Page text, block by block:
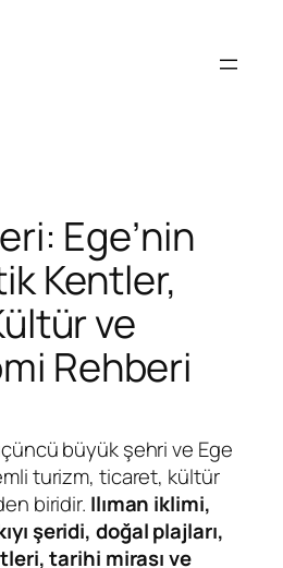
Ege’nin
Kentler,
ve
Rehberi
büyük şehri ve Ege
turizm, ticaret, kültür
biridir. Ilıman iklimi,
şeridi, doğal plajları,
tarihi mirası ve